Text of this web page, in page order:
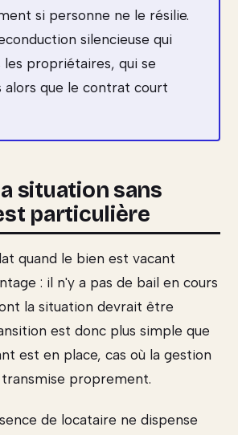
si personne ne le résilie.
silencieuse qui
les propriétaires, qui se
que le contrat court
situation sans
particulière
quand le bien est vacant
: il n'y a pas de bail en cours
la situation devrait être
est donc plus simple que
est en place, cas où la gestion
proprement.
de locataire ne dispense